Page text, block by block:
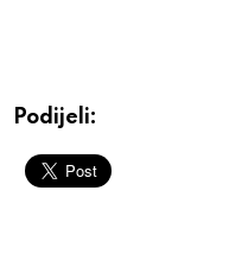
Podijeli: